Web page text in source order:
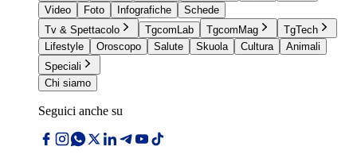
Video
Foto Infografiche
Schede
Tv & Spettacolo
TgcomLab TgcomMag
TgTech
Lifestyle
Oroscopo Salute Skuola Cultura
Animali
Speciali
Chi siamo
Seguici anche su